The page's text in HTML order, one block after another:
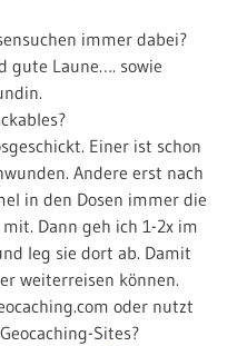
immer dabei?
gute Laune…. sowie
Einer ist schon
Andere erst nach
in den Dosen immer die
Dann geh ich 1-2x im
leg sie dort ab. Damit
weiterreisen können.
oder nutzt
Sites?